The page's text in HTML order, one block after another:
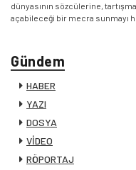
dünyasının sözcülerine,
açabileceği bir mecra sunmayı
Gündem
HABER
YAZI
DOSYA
VİDEO
RÖPORTAJ